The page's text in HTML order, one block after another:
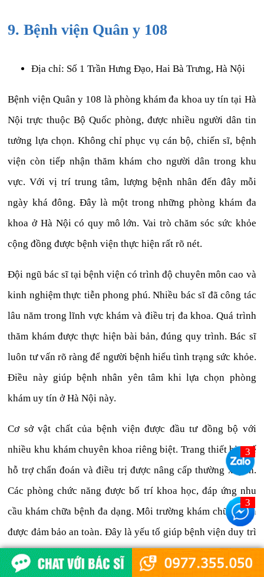
9. Bệnh viện Quân y 108
Địa chỉ: Số 1 Trần Hưng Đạo, Hai Bà Trưng, Hà Nội
Bệnh viện Quân y 108 là phòng khám đa khoa uy tín tại Hà
Nội trực thuộc Bộ Quốc phòng, được nhiều người dân tin
tưởng lựa chọn. Không chỉ phục vụ cán bộ, chiến sĩ, bệnh
viện còn tiếp nhận thăm khám cho người dân trong khu
vực. Với vị trí trung tâm, lượng bệnh nhân đến đây mỗi
ngày khá đông. Đây là một trong những phòng khám đa
khoa ở Hà Nội có quy mô lớn. Vai trò chăm sóc sức khỏe
cộng đồng được bệnh viện thực hiện rất rõ nét.
Đội ngũ bác sĩ tại bệnh viện có trình độ chuyên môn cao và
kinh nghiệm thực tiễn phong phú. Nhiều bác sĩ đã công tác
lâu năm trong lĩnh vực khám và điều trị đa khoa. Quá trình
thăm khám được thực hiện bài bản, đúng quy trình. Bác sĩ
luôn tư vấn rõ ràng để người bệnh hiểu tình trạng sức khỏe.
Điều này giúp bệnh nhân yên tâm khi lựa chọn phòng
khám uy tín ở Hà Nội này.
Cơ sở vật chất của bệnh viện được đầu tư đồng bộ với
nhiều khu khám chuyên khoa riêng biệt. Trang thiết bị y tế
hỗ trợ chẩn đoán và điều trị được nâng cấp thường xuyên.
Các phòng chức năng được bố trí khoa học, đáp ứng nhu
cầu khám chữa bệnh đa dạng. Môi trường khám chữa bệnh
được đảm bảo an toàn. Đây là yếu tố giúp bệnh viện duy trì
chất lượng khám ổn định.